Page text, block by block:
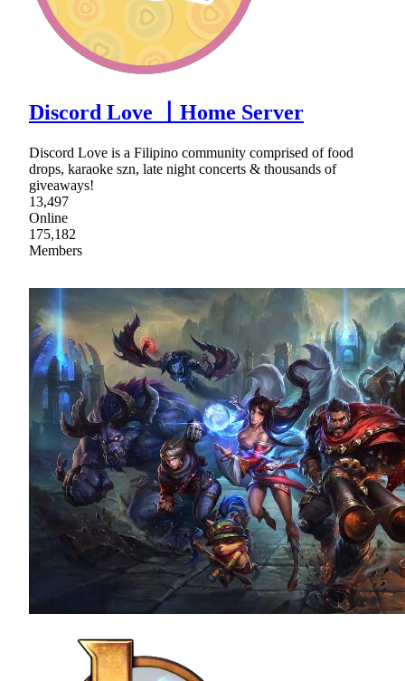
Discord Love 〡Home Server
Discord Love is a Filipino community comprised of food
drops, karaoke szn, late night concerts & thousands of
giveaways!
13,497
Online
175,182
Members